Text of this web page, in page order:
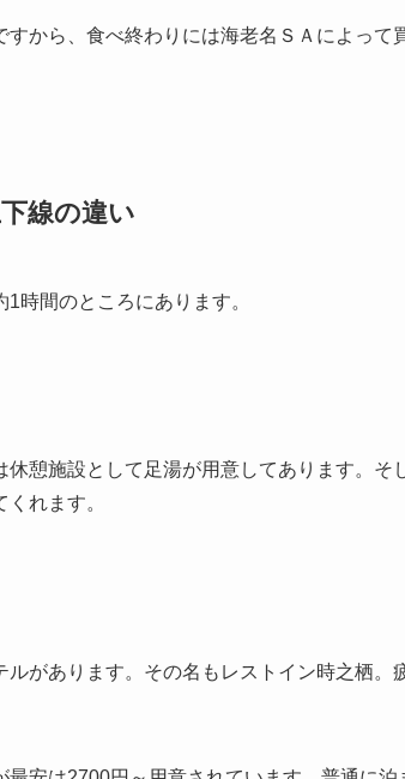
から、食べ終わりには海老名ＳＡによって
線の違い
時間のところにあります。
休憩施設として足湯が用意してあります。そ
れます。
ルがあります。その名もレストイン時之栖。